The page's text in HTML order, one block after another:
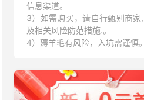
信息渠道。
3）如需购买，请自行甄别商
及相关风险防范措施.。
4）薅羊毛有风险，入坑需谨慎。